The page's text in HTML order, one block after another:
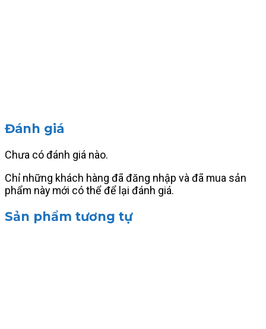
Đánh giá
Chưa có đánh giá nào.
Chỉ những khách hàng đã đăng nhập và đã mua sản
phẩm này mới có thể để lại đánh giá.
Sản phẩm tương tự